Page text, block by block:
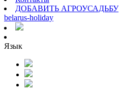
ДОБАВИТЬ АГРОУСАДЬБУ
belarus-holiday
Язык